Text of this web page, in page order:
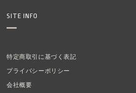
SITE INFO
特定商取引に基づく表記
プライバシーポリシー
会社概要